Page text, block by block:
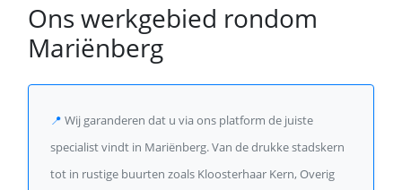
Ons werkgebied rondom
Mariënberg
📍 Wij garanderen dat u via ons platform de juiste
specialist vindt in Mariënberg. Van de drukke stadskern
tot in rustige buurten zoals Kloosterhaar Kern, Overig